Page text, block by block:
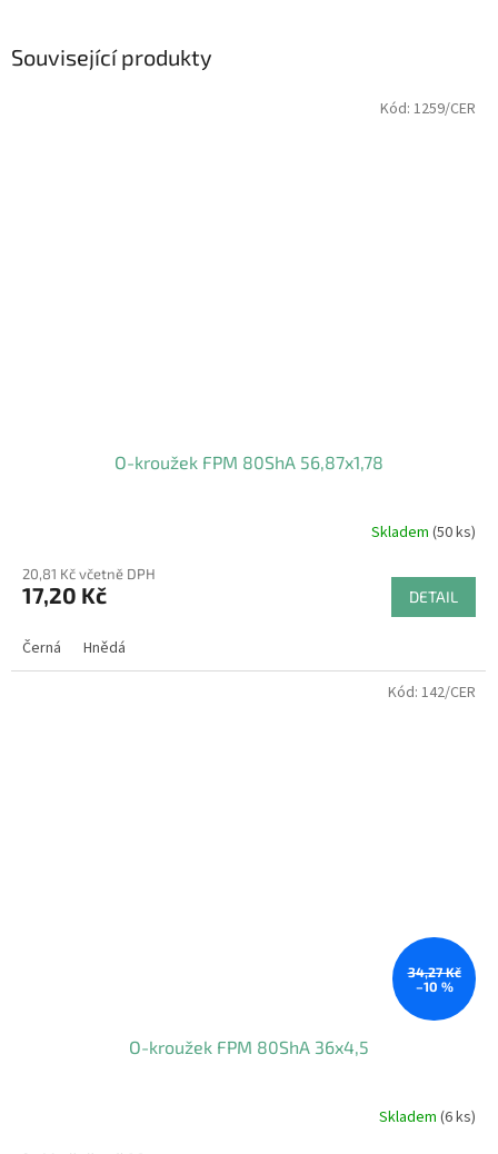
Související produkty
O-kroužek FPM 80ShA 56,87x1,78
Skladem (50 ks)
20,81 Kč včetně DPH
17,20 Kč DETAIL
Černá Hnědá
Kód: 1259/CER
34,27 Kč
–10 %
O-kroužek FPM 80ShA 36x4,5
Skladem (6 ks)
Kód: 142/CER